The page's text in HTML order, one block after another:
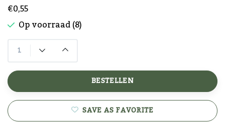
€0,55
Op voorraad (8)
BESTELLEN
SAVE AS FAVORITE